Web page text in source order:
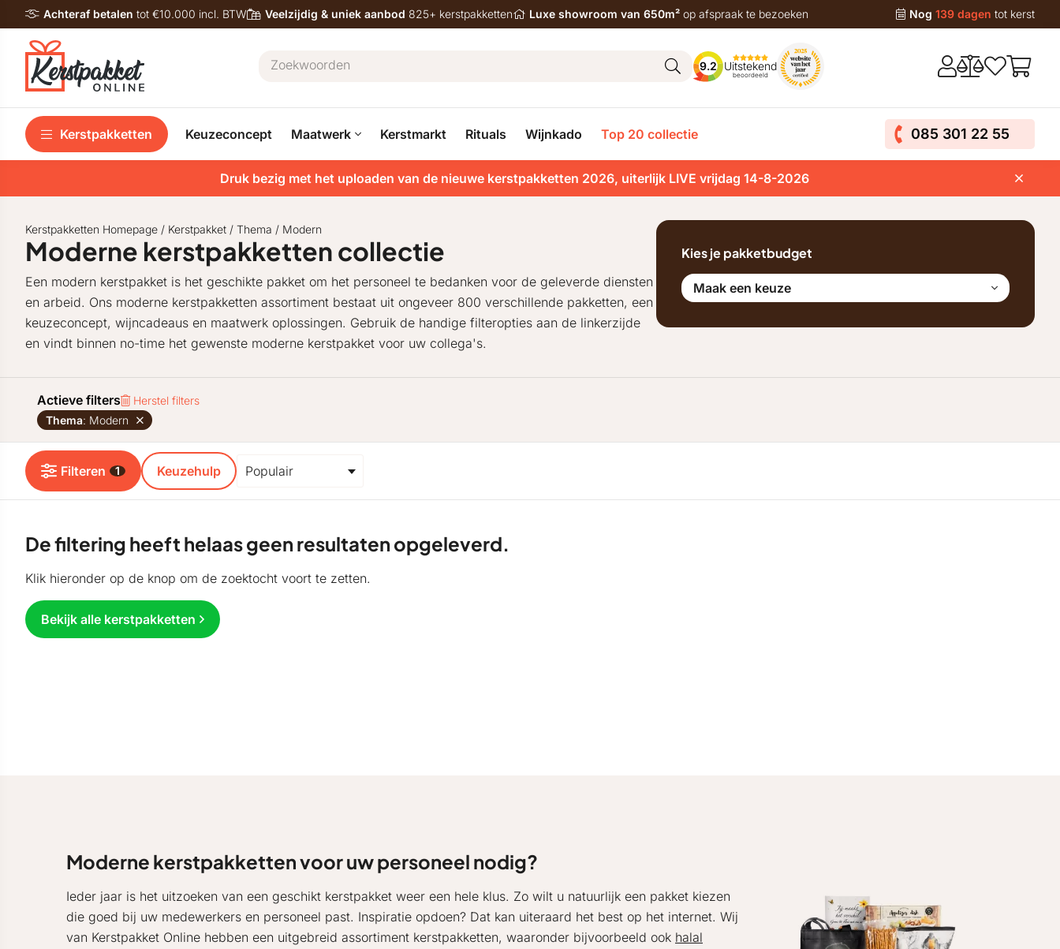
Achteraf betalen tot €10.000 incl. BTW Veelzijdig & uniek aanbod 825+ kerstpakketten Luxe showroom van 650m² op afspraak te bezoeken Nog 139 dagen tot kerst
9.2 Uitstekend
beoordeeld
Kerstpakketten Keuzeconcept Maatwerk Kerstmarkt Rituals Wijnkado Top 20 collectie 085 301 22 55
Druk bezig met het uploaden van de nieuwe kerstpakketten 2026, uiterlijk LIVE vrijdag 14-8-2026
Kerstpakketten Homepage / Kerstpakket / Thema / Modern
Moderne kerstpakketten collectie
Een modern kerstpakket is het geschikte pakket om het personeel te bedanken voor de geleverde diensten
en arbeid. Ons moderne kerstpakketten assortiment bestaat uit ongeveer 800 verschillende pakketten, een
keuzeconcept, wijncadeaus en maatwerk oplossingen. Gebruik de handige filteropties aan de linkerzijde
en vindt binnen no-time het gewenste moderne kerstpakket voor uw collega's.
Kies je pakketbudget
Maak een keuze
Actieve filters
Herstel filters
Thema: Modern
Filteren 1 Keuzehulp
De filtering heeft helaas geen resultaten opgeleverd.
Klik hieronder op de knop om de zoektocht voort te zetten.
Bekijk alle kerstpakketten
Moderne kerstpakketten voor uw personeel nodig?
Ieder jaar is het uitzoeken van een geschikt kerstpakket weer een hele klus. Zo wilt u natuurlijk een pakket kiezen
die goed bij uw medewerkers en personeel past. Inspiratie opdoen? Dat kan uiteraard het best op het internet. Wij
van Kerstpakket Online hebben een uitgebreid assortiment kerstpakketten, waaronder bijvoorbeeld ook halal